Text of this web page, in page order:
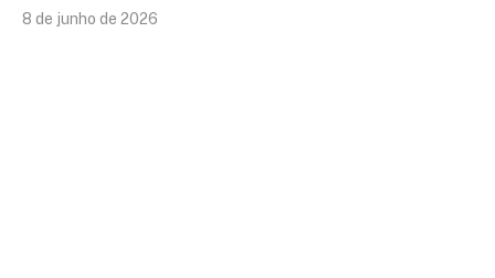
8 de junho de 2026